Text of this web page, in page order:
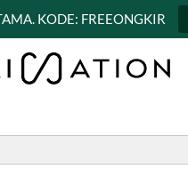
KODE: FREEONGKIR